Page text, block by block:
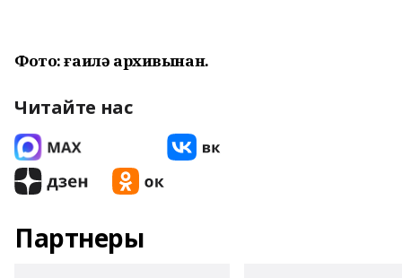
Фото: ғаилә архивынан.
Читайте нас
Партнеры